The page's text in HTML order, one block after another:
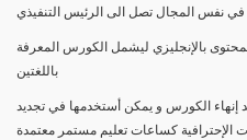
في نفس المجال تصل الى الرئيس التنفيذي
بالإنجليزي ليشمل الكورس المعرفة
باللغتين
الكورس و يمكن أستخدمها في تجديد
الإحترافية كساعات تعليم مستمر معتمدة